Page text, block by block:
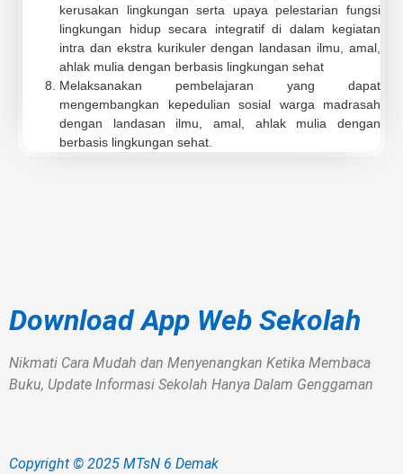
kerusakan lingkungan serta upaya pelestarian fungsi
lingkungan hidup secara integratif di dalam kegiatan
intra dan ekstra kurikuler dengan landasan ilmu, amal,
ahlak mulia dengan berbasis lingkungan sehat
Melaksanakan pembelajaran yang dapat
mengembangkan kepedulian sosial warga madrasah
dengan landasan ilmu, amal, ahlak mulia dengan
berbasis lingkungan sehat.
Download App Web Sekolah
Nikmati Cara Mudah dan Menyenangkan Ketika Membaca
Buku, Update Informasi Sekolah Hanya Dalam Genggaman
Copyright © 2025 MTsN 6 Demak